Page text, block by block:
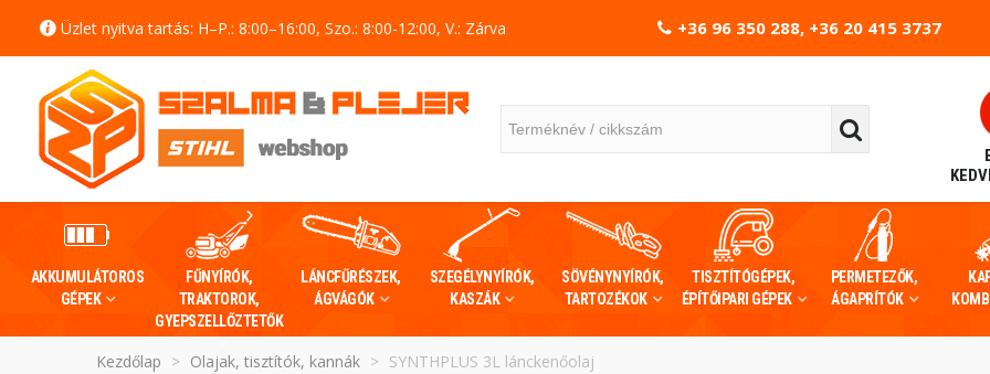
Üzlet nyitva tartás: H–P.: 8:00–16:00, Szo.: 8:00-12:00, V.: Zárva +36 96 350 288, +36 20 415 3737
AKKUMULÁTOROS
GÉPEK
FŰNYÍRÓK,
TRAKTOROK,
GYEPSZELLŐZTETŐK
LÁNCFŰRÉSZEK,
ÁGVÁGÓK
SZEGÉLYNYÍRÓK,
KASZÁK
SÖVÉNYNYÍRÓK,
TARTOZÉKOK
TISZTÍTÓGÉPEK,
ÉPÍTŐIPARI GÉPEK
PERMETEZŐK,
ÁGAPRÍTÓK
Kezdőlap > Olajak, tisztítók, kannák > SYNTHPLUS 3L lánckenőolaj